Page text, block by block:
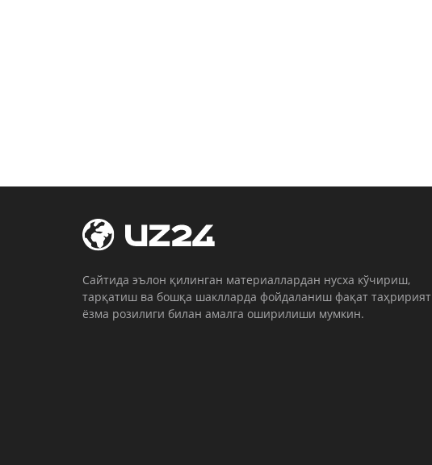
Cайтида эълон қилинган материаллардан нусха кўчириш,
тарқатиш ва бошқа шаклларда фойдаланиш фақат таҳририят
ёзма розилиги билан амалга оширилиши мумкин.